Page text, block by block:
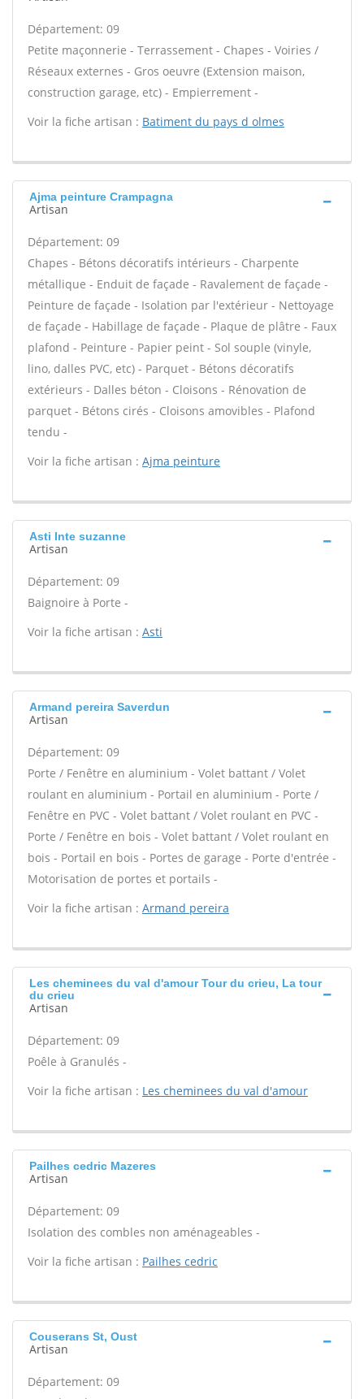
Département: 09
Petite maçonnerie - Terrassement - Chapes - Voiries /
Réseaux externes - Gros oeuvre (Extension maison,
construction garage, etc) - Empierrement -
Voir la fiche artisan : Batiment du pays d olmes
Ajma peinture Crampagna
Artisan
Département: 09
Chapes - Bétons décoratifs intérieurs - Charpente
métallique - Enduit de façade - Ravalement de façade -
Peinture de façade - Isolation par l'extérieur - Nettoyage
de façade - Habillage de façade - Plaque de plâtre - Faux
plafond - Peinture - Papier peint - Sol souple (vinyle,
lino, dalles PVC, etc) - Parquet - Bétons décoratifs
extérieurs - Dalles béton - Cloisons - Rénovation de
parquet - Bétons cirés - Cloisons amovibles - Plafond
tendu -
Voir la fiche artisan : Ajma peinture
Asti Inte suzanne
Artisan
Département: 09
Baignoire à Porte -
Voir la fiche artisan : Asti
Armand pereira Saverdun
Artisan
Département: 09
Porte / Fenêtre en aluminium - Volet battant / Volet
roulant en aluminium - Portail en aluminium - Porte /
Fenêtre en PVC - Volet battant / Volet roulant en PVC -
Porte / Fenêtre en bois - Volet battant / Volet roulant en
bois - Portail en bois - Portes de garage - Porte d'entrée -
Motorisation de portes et portails -
Voir la fiche artisan : Armand pereira
Les cheminees du val d'amour Tour du crieu, La tour
du crieu
Artisan
Département: 09
Poêle à Granulés -
Voir la fiche artisan : Les cheminees du val d'amour
Pailhes cedric Mazeres
Artisan
Département: 09
Isolation des combles non aménageables -
Voir la fiche artisan : Pailhes cedric
Couserans St, Oust
Artisan
Département: 09